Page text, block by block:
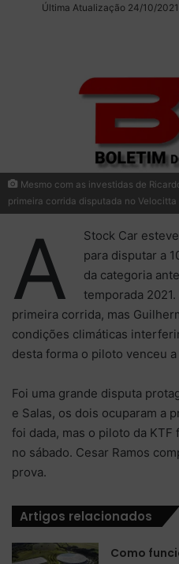
Última Atualização 24/10/2021
Mesmo com as investidas de
primeira corrida disputada no Velocitta
A
Stock Car
para disputar a
da categoria
temporada
primeira corrida, mas
condições climáticas
desta forma o piloto venceu
Foi uma grande disputa
e Salas, os dois ocuparam a
foi dada, mas o piloto da
no sábado. Cesar Ramos
prova.
Artigos relacionados
Como